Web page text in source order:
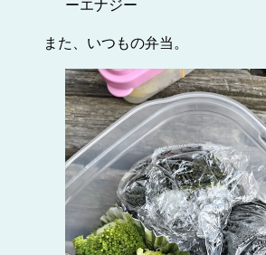
ーエナジー
また、いつもの弁当。